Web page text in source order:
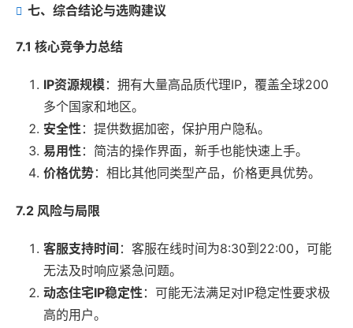
七、综合结论与选购建议
7.1 核心竞争力总结
IP资源规模：拥有大量高品质代理IP，覆盖全球200
多个国家和地区。
安全性：提供数据加密，保护用户隐私。
易用性：简洁的操作界面，新手也能快速上手。
价格优势：相比其他同类型产品，价格更具优势。
7.2 风险与局限
客服支持时间 ：客服在线时间为8:30到22:00，可能
无法及时响应紧急问题。
动态住宅IP稳定性：可能无法满足对IP稳定性要求极
高的用户。